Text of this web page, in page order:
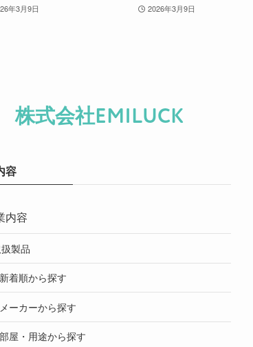
年3月9日 2026年3月9日
株式会社EMILUCK
容
内容
製品
新着順から探す
メーカーから探す
部屋・用途から探す